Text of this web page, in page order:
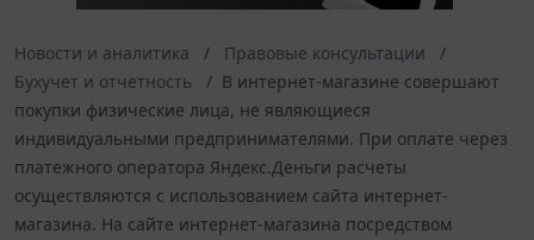
Новости и аналитика
Правовые консультации
Бухучет и отчетность
В интернет-магазине совершают
покупки физические лица, не являющиеся
индивидуальными предпринимателями. При оплате через
платежного оператора Яндекс.Деньги расчеты
осуществляются с использованием сайта интернет-
магазина. На сайте интернет-магазина посредством